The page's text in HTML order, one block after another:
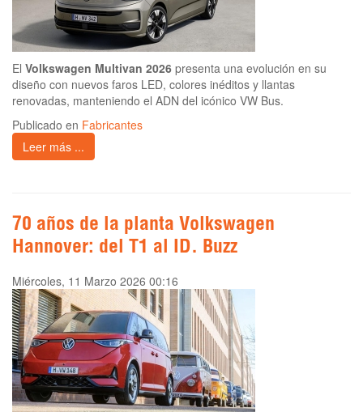
El Volkswagen Multivan 2026 presenta una evolución en su
diseño con nuevos faros LED, colores inéditos y llantas
renovadas, manteniendo el ADN del icónico VW Bus.
Publicado en Fabricantes
Leer más ...
70 años de la planta Volkswagen
Hannover: del T1 al ID. Buzz
Miércoles, 11 Marzo 2026 00:16